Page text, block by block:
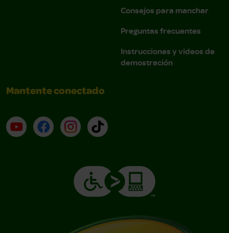
Consejos para manchar
Preguntas frecuentes
Instrucciones y videos de
demostración
Mantente conectado
YouTube (en inglés)
Facebook (en inglés)
Instagram (en inglés)
TikTok